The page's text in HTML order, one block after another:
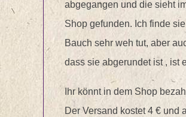
abgegangen und die sieht
Shop gefunden. Ich finde
Bauch sehr weh tut, aber
dass sie abgerundet ist , ist
Ihr könnt in dem Shop
Der Versand kostet 4 € und